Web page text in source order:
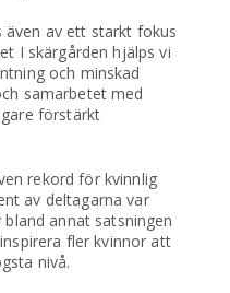
även av ett starkt fokus
I skärgården hjälps vi
och minskad
samarbetet med
förstärkt
rekord för kvinnlig
av deltagarna var
annat satsningen
fler kvinnor att
nivå.